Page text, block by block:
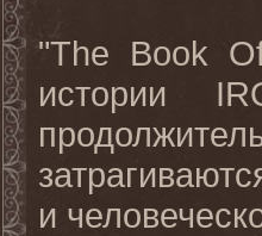
"The Book
истории
и